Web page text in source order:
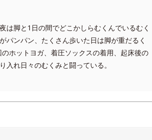
は脚と1日の間でどこかしらむくんでいるむく
パンパン、たくさん歩いた日は脚が重だるく
ホットヨガ、着圧ソックスの着用、起床後の
入れ日々のむくみと闘っている。